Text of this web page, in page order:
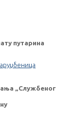
путарина
„Службеног